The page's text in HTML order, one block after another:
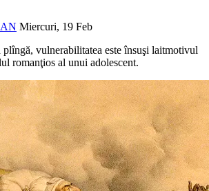
Miercuri, 19 Feb
vulnerabilitatea este însuşi laitmotivul
romanţios al unui adolescent.